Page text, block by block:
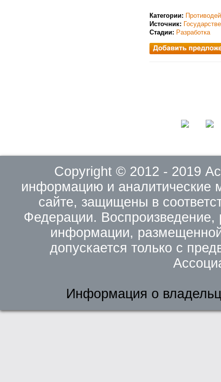
Категории:
Источник:
Стадии: Разработка
Copyright © 2012 - 2019
информацию и
сайте, защищены в
Федерации. Воспроизведение,
информации,
допускается только с
Информация о